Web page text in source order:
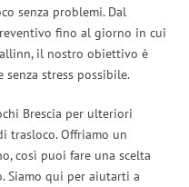
senza problemi. Dal
fino al giorno in cui
il nostro obiettivo è
stress possibile.
Brescia per ulteriori
trasloco. Offriamo un
così puoi fare una scelta
Siamo qui per aiutarti a